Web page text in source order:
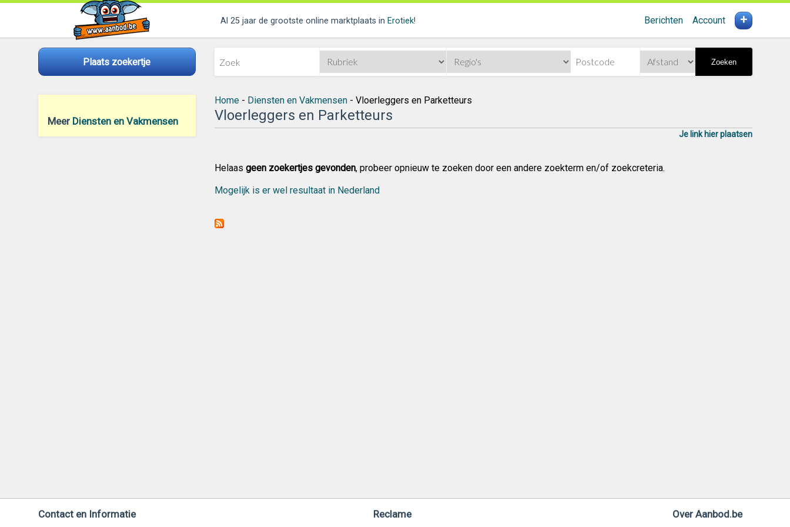
Al 25 jaar de grootste online marktplaats in Erotiek! Berichten Account +
Plaats zoekertje Zoeken
Meer Diensten en Vakmensen
Home- Diensten en Vakmensen- Vloerleggers en Parketteurs
Vloerleggers en Parketteurs
Je link hier plaatsen
Helaas geen zoekertjes gevonden, probeer opnieuw te zoeken door een andere zoekterm en/of zoekcreteria.
Mogelijk is er wel resultaat in Nederland
Contact en Informatie Reclame Over Aanbod.be